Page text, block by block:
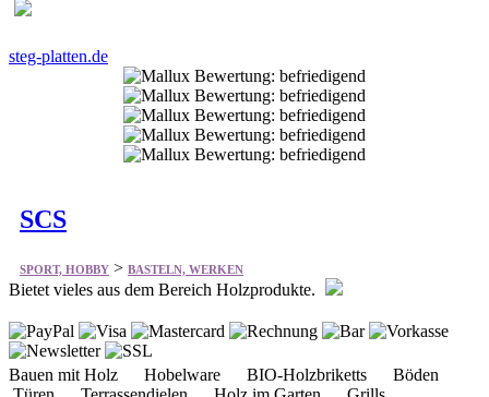
steg-platten.de
SCS
SPORT, HOBBY > BASTELN, WERKEN
Bietet vieles aus dem Bereich Holzprodukte.
Bauen mit Holz Hobelware BIO-Holzbriketts Böden